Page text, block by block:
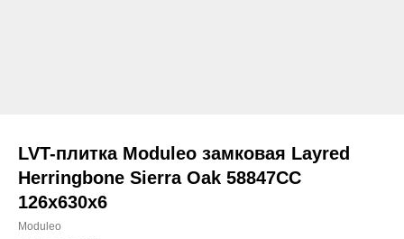
LVT-плитка Moduleo замковая Layred
Herringbone Sierra Oak 58847CC
126х630x6
Moduleo